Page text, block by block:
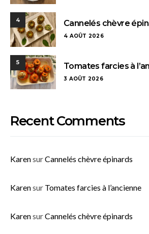
4 Cannelés chèvre
4 AOÛT 2026
5 Tomates farcies à
3 AOÛT 2026
Recent Comments
KarensurCannelés chèvre épinards
Karensur Tomates farcies à l’ancienne
KarensurCannelés chèvre épinards